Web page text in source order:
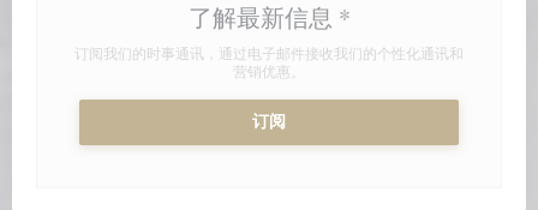
了解最新信息 *
订阅我们的时事通讯，通过电子邮件接收我们的个性化通讯和
营销优惠。
订阅